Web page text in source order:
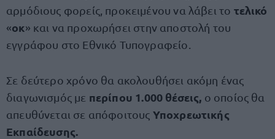
αρμόδιους φορείς, προκειμένου να λάβει το τελικό
«οκ» και να προχωρήσει στην αποστολή του
εγγράφου στο Εθνικό Τυπογραφείο.
Σε δεύτερο χρόνο θα ακολουθήσει ακόμη ένας
διαγωνισμός με περίπου 1.000 θέσεις, ο οποίος θα
απευθύνεται σε απόφοιτους Υποχρεωτικής
Εκπαίδευσης.